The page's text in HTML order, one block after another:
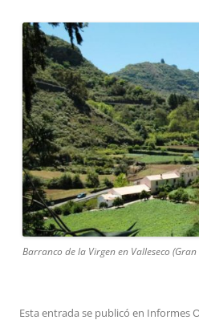
Barranco de la Virgen en Valleseco
Esta entrada se publicó en Informes